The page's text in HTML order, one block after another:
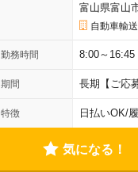
富山県富山
自動車輸
勤務時間 8:00～16:45
期間 長期【ご応
特徴 日払いOK/
気になる！